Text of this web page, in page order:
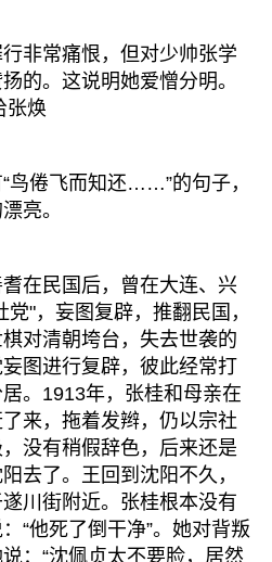
常痛恨，但对少帅张学
的。这说明她爱憎分明。
张焕
倦飞而知还……”的句子，
亮。
民国后，曾在大连、兴
"，妄图复辟，推翻民国，
对清朝垮台，失去世袭的
图进行复辟，彼此经常打
。1913年，张桂和母亲在
来，拖着发辫，仍以宗社
没有稍假辞色，后来还是
去了。王回到沈阳不久，
川街附近。张桂根本没有
“他死了倒干净”。她对背叛
：“沈佩贞太不要脸，居然